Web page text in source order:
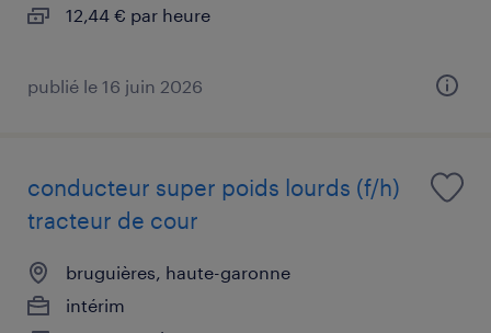
12,44 € par heure
publié le 16 juin 2026
conducteur super poids lourds (f/h)
tracteur de cour
bruguières, haute-garonne
intérim